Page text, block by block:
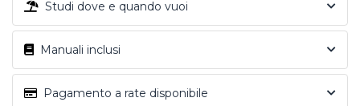
Studi dove e quando vuoi
Manuali inclusi
Pagamento a rate disponibile